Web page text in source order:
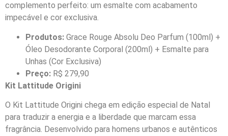
complemento perfeito: um esmalte com acabamento
impecável e cor exclusiva.
Produtos: Grace Rouge Absolu Deo Parfum (100ml) +
Óleo Desodorante Corporal (200ml) + Esmalte para
Unhas (Cor Exclusiva)
Preço: R$ 279,90
Kit Lattitude Origini
O Kit Lattitude Origini chega em edição especial de Natal
para traduzir a energia e a liberdade que marcam essa
fragrância. Desenvolvido para homens urbanos e autênticos